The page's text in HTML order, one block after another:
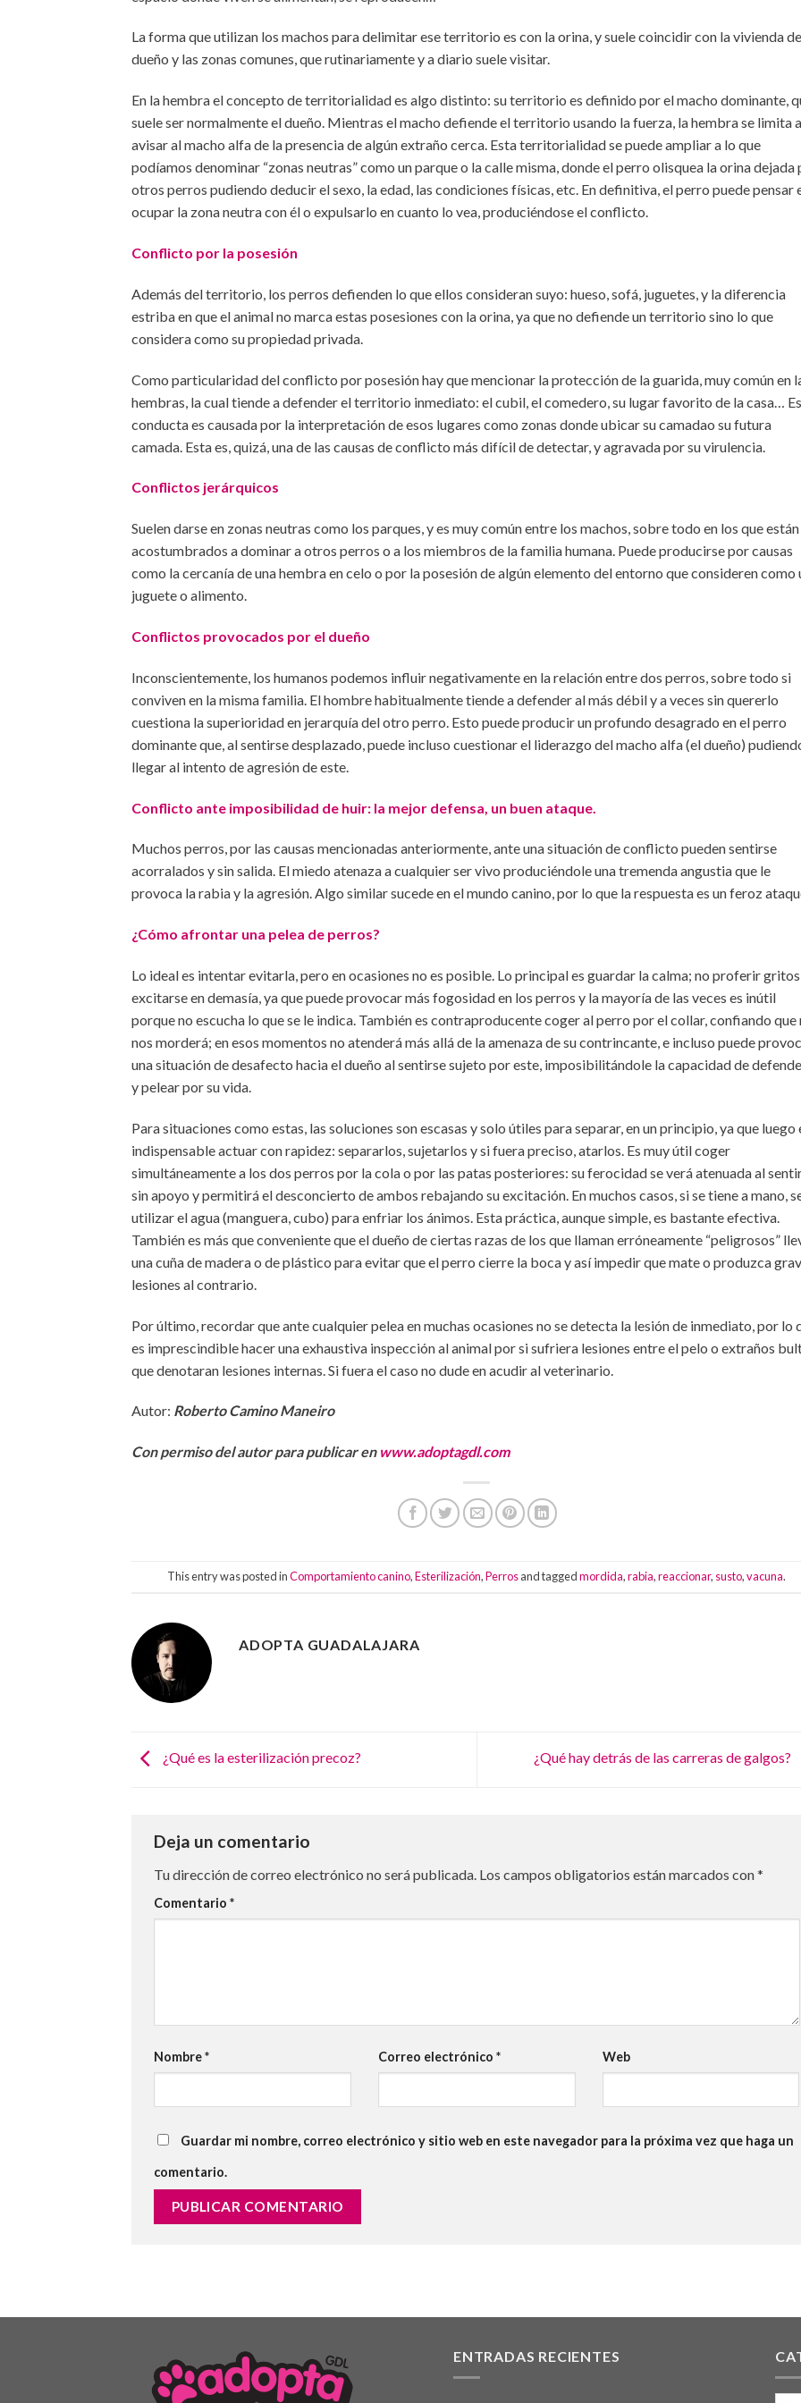
La forma que utilizan los machos para delimitar ese territorio es con la orina, y suele coincidir con la vivienda
dueño y las zonas comunes, que rutinariamente y a diario suele visitar.
En la hembra el concepto de territorialidad es algo distinto: su territorio es definido por el macho dominante,
suele ser normalmente el dueño. Mientras el macho defiende el territorio usando la fuerza, la hembra se limita a
avisar al macho alfa de la presencia de algún extraño cerca. Esta territorialidad se puede ampliar a lo que
podíamos denominar “zonas neutras” como un parque o la calle misma, donde el perro olisquea la orina dejada
otros perros pudiendo deducir el sexo, la edad, las condiciones físicas, etc. En definitiva, el perro puede pensar
ocupar la zona neutra con él o expulsarlo en cuanto lo vea, produciéndose el conflicto.
Conflicto por la posesión
Además del territorio, los perros defienden lo que ellos consideran suyo: hueso, sofá, juguetes, y la diferencia
estriba en que el animal no marca estas posesiones con la orina, ya que no defiende un territorio sino lo que
considera como su propiedad privada.
Como particularidad del conflicto por posesión hay que mencionar la protección de la guarida, muy común en
hembras, la cual tiende a defender el territorio inmediato: el cubil, el comedero, su lugar favorito de la casa…
conducta es causada por la interpretación de esos lugares como zonas donde ubicar su camadao su futura
camada. Esta es, quizá, una de las causas de conflicto más difícil de detectar, y agravada por su virulencia.
Conflictos jerárquicos
Suelen darse en zonas neutras como los parques, y es muy común entre los machos, sobre todo en los que están
acostumbrados a dominar a otros perros o a los miembros de la familia humana. Puede producirse por causas
como la cercanía de una hembra en celo o por la posesión de algún elemento del entorno que consideren como
juguete o alimento.
Conflictos provocados por el dueño
Inconscientemente, los humanos podemos influir negativamente en la relación entre dos perros, sobre todo si
conviven en la misma familia. El hombre habitualmente tiende a defender al más débil y a veces sin quererlo
cuestiona la superioridad en jerarquía del otro perro. Esto puede producir un profundo desagrado en el perro
dominante que, al sentirse desplazado, puede incluso cuestionar el liderazgo del macho alfa (el dueño)
llegar al intento de agresión de este.
Conflicto ante imposibilidad de huir: la mejor defensa, un buen ataque.
Muchos perros, por las causas mencionadas anteriormente, ante una situación de conflicto pueden sentirse
acorralados y sin salida. El miedo atenaza a cualquier ser vivo produciéndole una tremenda angustia que le
provoca la rabia y la agresión. Algo similar sucede en el mundo canino, por lo que la respuesta es un feroz
¿Cómo afrontar una pelea de perros?
Lo ideal es intentar evitarla, pero en ocasiones no es posible. Lo principal es guardar la calma; no proferir
excitarse en demasía, ya que puede provocar más fogosidad en los perros y la mayoría de las veces es inútil
porque no escucha lo que se le indica. También es contraproducente coger al perro por el collar, confiando que
nos morderá; en esos momentos no atenderá más allá de la amenaza de su contrincante, e incluso puede
una situación de desafecto hacia el dueño al sentirse sujeto por este, imposibilitándole la capacidad de
y pelear por su vida.
Para situaciones como estas, las soluciones son escasas y solo útiles para separar, en un principio, ya que luego
indispensable actuar con rapidez: separarlos, sujetarlos y si fuera preciso, atarlos. Es muy útil coger
simultáneamente a los dos perros por la cola o por las patas posteriores: su ferocidad se verá atenuada al
sin apoyo y permitirá el desconcierto de ambos rebajando su excitación. En muchos casos, si se tiene a mano,
utilizar el agua (manguera, cubo) para enfriar los ánimos. Esta práctica, aunque simple, es bastante efectiva.
También es más que conveniente que el dueño de ciertas razas de los que llaman erróneamente “peligrosos”
una cuña de madera o de plástico para evitar que el perro cierre la boca y así impedir que mate o produzca
lesiones al contrario.
Por último, recordar que ante cualquier pelea en muchas ocasiones no se detecta la lesión de inmediato, por lo
es imprescindible hacer una exhaustiva inspección al animal por si sufriera lesiones entre el pelo o extraños
que denotaran lesiones internas. Si fuera el caso no dude en acudir al veterinario.
Autor: Roberto Camino Maneiro
Con permiso del autor para publicar en www.adoptagdl.com
This entry was posted inComportamiento canino,Esterilización,Perrosand taggedmordida,rabia,reaccionar, susto,vacuna.
ADOPTA GUADALAJARA
¿Qué es la esterilización precoz? ¿Qué hay detrás de las carreras de galgos?
Deja un comentario
Tu dirección de correo electrónico no será publicada. Los campos obligatorios están marcados con*
Comentario *
Nombre* Correo electrónico * Web
Guardar mi nombre, correo electrónico y sitio web en este navegador para la próxima vez que haga un
comentario.
ENTRADAS RECIENTES